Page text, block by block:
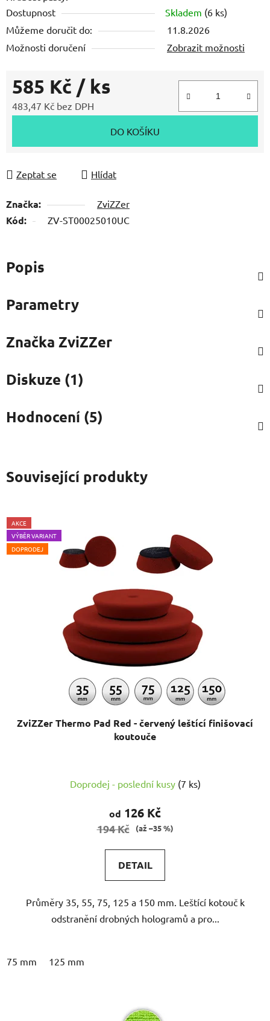
Dostupnost
Skladem (6 ks)
Můžeme doručit do:
11.8.2026
Možnosti doručení
Zobrazit možnosti
585 Kč / ks
483,47 Kč bez DPH
DO KOŠÍKU
Zeptat se Hlídat
Značka: ZviZZer
Kód: ZV-ST00025010UC
Popis
Parametry
Značka ZviZZer
Diskuze (1)
Hodnocení (5)
Související produkty
AKCE
VÝBĚR VARIANT
DOPRODEJ
ZviZZer Thermo Pad Red - červený leštící finišovací
koutouče
Doprodej - poslední kusy (7 ks)
od 126 Kč
194 Kč (až –35 %)
DETAIL
Průměry 35, 55, 75, 125 a 150 mm. Leštící kotouč k
odstranění drobných hologramů a pro...
75 mm 125 mm